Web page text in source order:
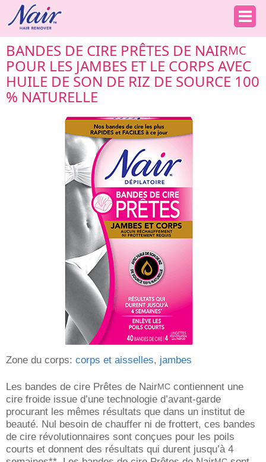
BANDES DE CIRE PRÊTES DE NAIRMC
POUR LES JAMBES ET LE CORPS AVEC
HUILE DE SON DE RIZ DE SOURCE 100
% NATURELLE
Zone du corps: corps et aisselles, jambes
Les bandes de cire Prêtes de NairMC contiennent une
cire froide issue d’une technologie d’avant-garde
procurant les mêmes résultats que dans un institut de
beauté. Nul besoin de chauffer ni de frottert, ces bandes
de cire révolutionnaires sont conçues pour les poils
courts et donnent des résultats qui durent jusqu’à 4